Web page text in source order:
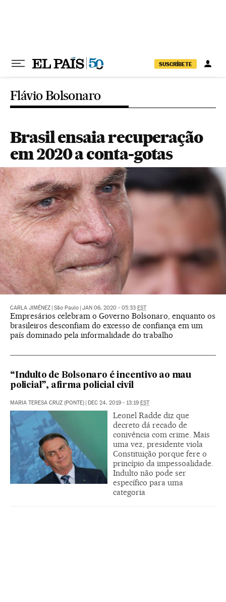
SUSCRÍBETE
Flávio Bolsonaro
Brasil ensaia recuperação
em 2020 a conta-gotas
CARLA JIMÉNEZ São Paulo JAN 06, 2020 - 05:33 EST
Empresários celebram o Governo Bolsonaro, enquanto os
brasileiros desconfiam do excesso de confiança em um
país dominado pela informalidade do trabalho
“Indulto de Bolsonaro é incentivo ao mau
policial”, afirma policial civil
MARIA TERESA CRUZ (PONTE) DEC 24, 2019 - 13:19 EST
Leonel Radde diz que
decreto dá recado de
conivência com crime. Mais
uma vez, presidente viola
Constituição porque fere o
princípio da impessoalidade.
Indulto não pode ser
específico para uma
categoria